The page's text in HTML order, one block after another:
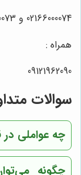
02166000074 و 02166000073
همراه :
09121962090
سوالات
چه عواملی در
چگونه